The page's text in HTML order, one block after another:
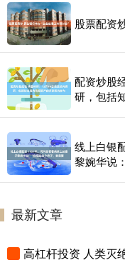
股票配资
配资炒股
研，包括
线上白银
黎婉华说
最新文章